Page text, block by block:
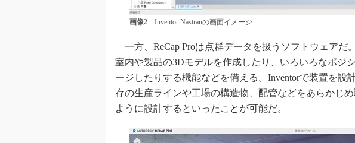
画像2Inventor Nastranの画面イメージ
一方、ReCap Proは点群データを扱うソフトウェアだ
室内や製品の3Dモデルを作成したり、いろいろなポジ
ージしたりする機能などを備える。Inventorで装置を設
存の生産ラインや工場の構造物、配管などをあらかじ
ように設計するといったことが可能だ。